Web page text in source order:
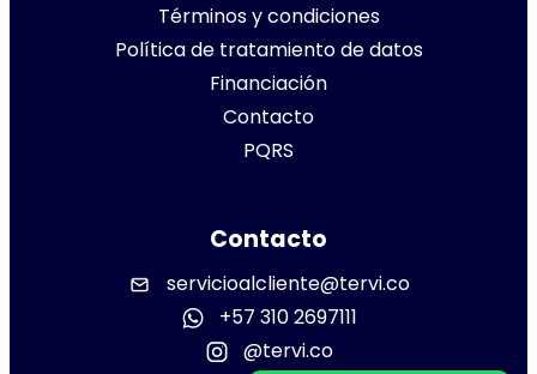
Términos y condiciones
Política de tratamiento de datos
Financiación
Contacto
PQRS
Contacto
servicioalcliente@tervi.co
+57 310 2697111
@tervi.co